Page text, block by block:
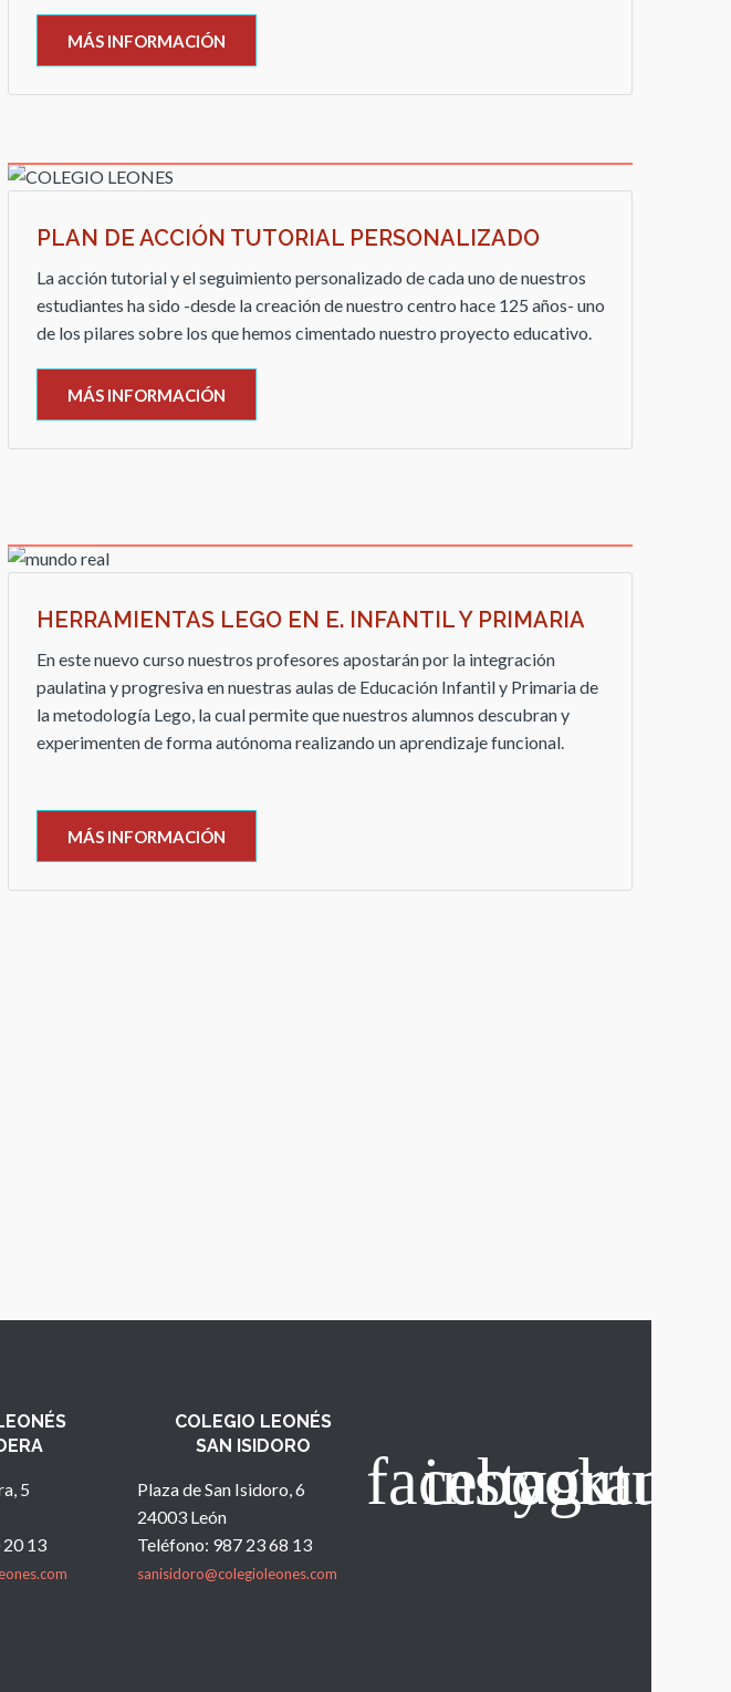
MÁS INFORMACIÓN
PLAN DE ACCIÓN TUTORIAL PERSONALIZADO
La acción tutorial y el seguimiento personalizado de cada uno de nuestros
estudiantes ha sido -desde la creación de nuestro centro hace 125 años- uno
de los pilares sobre los que hemos cimentado nuestro proyecto educativo.
MÁS INFORMACIÓN
HERRAMIENTAS LEGO EN E. INFANTIL Y PRIMARIA
En este nuevo curso nuestros profesores apostarán por la integración
paulatina y progresiva en nuestras aulas de Educación Infantil y Primaria de
la metodología Lego, la cual permite que nuestros alumnos descubran y
experimenten de forma autónoma realizando un aprendizaje funcional.
MÁS INFORMACIÓN
5
20 13
COLEGIO LEONÉS
SAN ISIDORO
Plaza de San Isidoro, 6
24003 León
Teléfono: 987 23 68 13
sanisidoro@colegioleones.com